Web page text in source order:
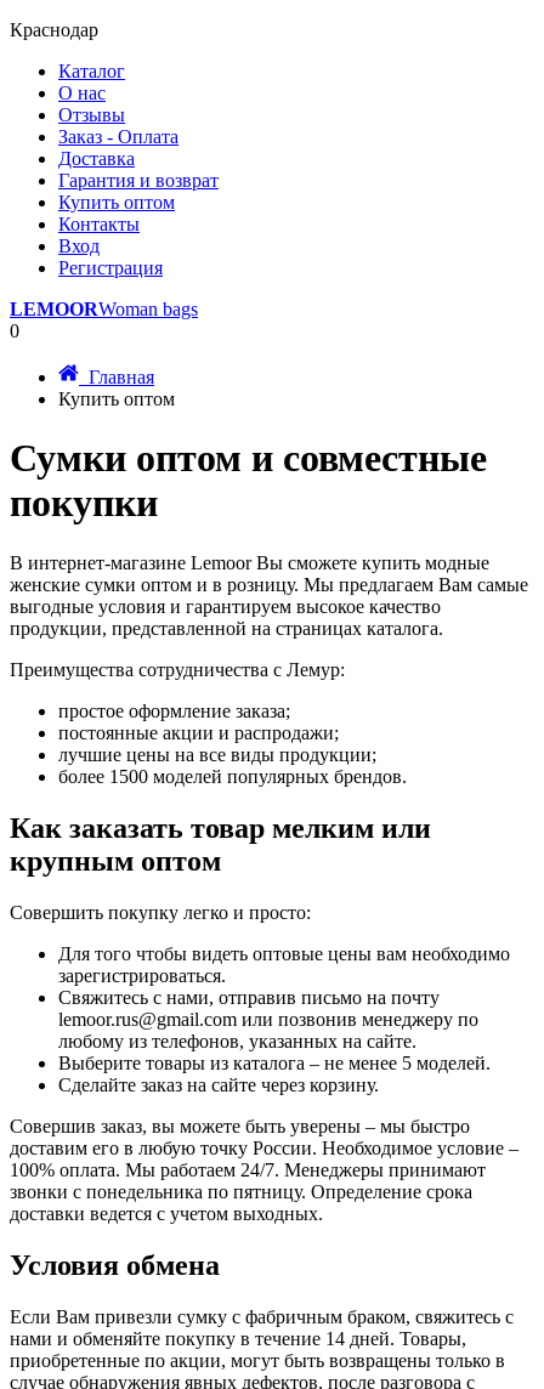
Краснодар
Каталог
О нас
Отзывы
Заказ - Оплата
Доставка
Гарантия и возврат
Купить оптом
Контакты
Вход
Регистрация
LEMOORWoman bags
0
Главная
Купить оптом
Сумки оптом и совместные
покупки
В интернет-магазине Lemoor Вы сможете купить модные
женские сумки оптом и в розницу. Мы предлагаем Вам самые
выгодные условия и гарантируем высокое качество
продукции, представленной на страницах каталога.
Преимущества сотрудничества с Лемур:
простое оформление заказа;
постоянные акции и распродажи;
лучшие цены на все виды продукции;
более 1500 моделей популярных брендов.
Как заказать товар мелким или
крупным оптом
Совершить покупку легко и просто:
Для того чтобы видеть оптовые цены вам необходимо
зарегистрироваться.
Свяжитесь с нами, отправив письмо на почту
lemoor.rus@gmail.com или позвонив менеджеру по
любому из телефонов, указанных на сайте.
Выберите товары из каталога – не менее 5 моделей.
Сделайте заказ на сайте через корзину.
Совершив заказ, вы можете быть уверены – мы быстро
доставим его в любую точку России. Необходимое условие –
100% оплата. Мы работаем 24/7. Менеджеры принимают
звонки с понедельника по пятницу. Определение срока
доставки ведется с учетом выходных.
Условия обмена
Если Вам привезли сумку с фабричным браком, свяжитесь с
нами и обменяйте покупку в течение 14 дней. Товары,
приобретенные по акции, могут быть возвращены только в
случае обнаружения явных дефектов, после разговора с